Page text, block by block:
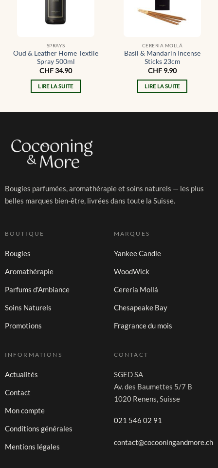
SPRAYS
Oud & Leather Home Textile
Spray 500ml
CHF34.90
LIRE LA SUITE
CERERIA MOLLÁ
Basil & Mandarin Incense
Sticks 23cm
CHF 9.90
LIRE LA SUITE
Bougies parfumées, aromathérapie et soins naturels — les plus
belles marques bien-être, livrées dans toute la Suisse.
BOUTIQUE
Bougies
Aromathérapie
Parfums d'Ambiance
Soins Naturels
Promotions
MARQUES
Yankee Candle
WoodWick
Cereria Mollá
Chesapeake Bay
Fragrance du mois
INFORMATIONS
Actualités
Contact
Mon compte
Conditions générales
Mentions légales
CONTACT
SGED SA
Av. des Baumettes 5/7 B
1020 Renens, Suisse
021 546 02 91
contact@cocooningandmore.ch